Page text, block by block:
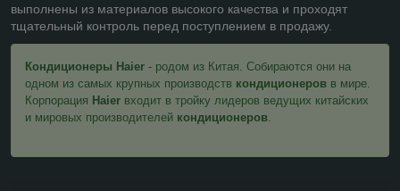
выполнены из материалов высокого качества и проходят
тщательный контроль перед поступлением в продажу.
Кондиционеры Haier - родом из Китая. Собираются они на
одном из самых крупных производств кондиционеров в мире.
Корпорация Haier входит в тройку лидеров ведущих китайских
и мировых производителей кондиционеров